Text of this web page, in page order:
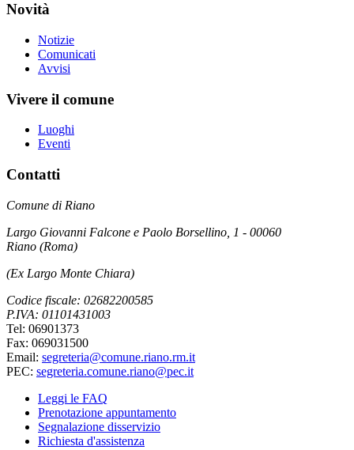
Novità
Notizie
Comunicati
Avvisi
Vivere il comune
Luoghi
Eventi
Contatti
Comune di Riano
Largo Giovanni Falcone e Paolo Borsellino, 1 - 00060
Riano (Roma)
(Ex Largo Monte Chiara)
Codice fiscale: 02682200585
P.IVA: 01101431003
Tel: 06901373
Fax: 069031500
Email: segreteria@comune.riano.rm.it
PEC: segreteria.comune.riano@pec.it
Leggi le FAQ
Prenotazione appuntamento
Segnalazione disservizio
Richiesta d'assistenza